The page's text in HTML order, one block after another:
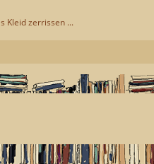
Kleid zerrissen ...